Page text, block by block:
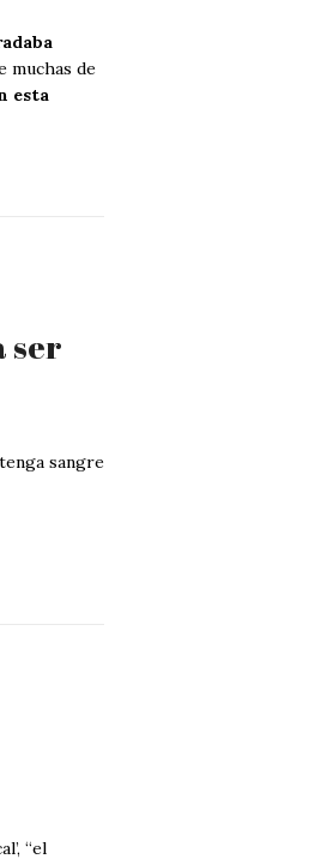
muchas de
esta
ser
sangre
“el